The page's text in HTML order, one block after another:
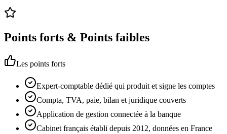
Points forts & Points faibles
Les points forts
Expert-comptable dédié qui produit et signe les comptes
Compta, TVA, paie, bilan et juridique couverts
Application de gestion connectée à la banque
Cabinet français établi depuis 2012, données en France